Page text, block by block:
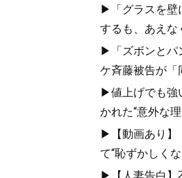
▶「グラスを壁
するも、あえな
▶「ズボンとパ
ケ斉藤被告が「
▶値上げでも強
かれた“意外な
▶【動画あり】
て“恥ずかしく